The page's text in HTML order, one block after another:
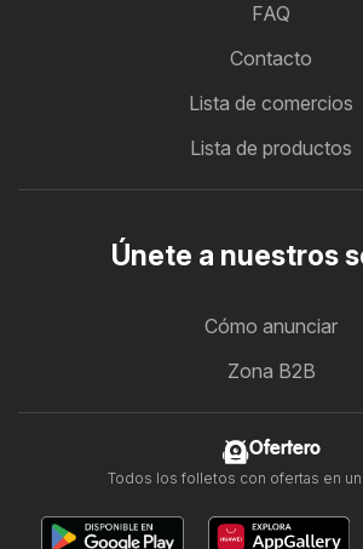
FAQ
Contacto
Lista de comercios
Lista de productos
Únete a nuestros
Cómo anunciar
Zona B2B
Ofertero
Todos los folletos con ofertas en